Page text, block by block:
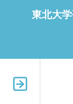
東北大